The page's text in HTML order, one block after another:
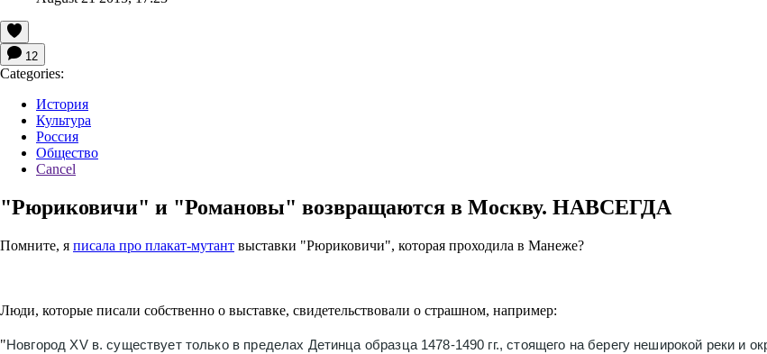
12
Categories:
История
Культура
Россия
Общество
Cancel
"Рюриковичи" и "Романовы" возвращаются в Москву. НАВСЕГДА
Помните, я писала про плакат-мутант выставки "Рюриковичи", которая проходила в Манеже?
Люди, которые писали собственно о выставке, свидетельствовали о страшном, например:
"Новгород XV в. существует только в пределах Детинца образца 1478-1490 гг., стоящего на берегу неширокой реки и